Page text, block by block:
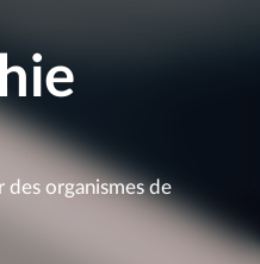
organismes de